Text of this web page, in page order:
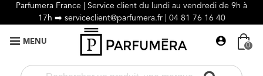
Parfumera France | Service client du lundi au vendredi de 9h à
17h ➡️ serviceclient@parfumera.fr | 04 81 76 16 40
MENU 0